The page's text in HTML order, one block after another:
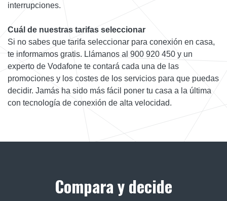
interrupciones.
Cuál de nuestras tarifas seleccionar
Si no sabes que tarifa seleccionar para conexión en casa,
te informamos gratis. Llámanos al 900 920 450 y un
experto de Vodafone te contará cada una de las
promociones y los costes de los servicios para que puedas
decidir. Jamás ha sido más fácil poner tu casa a la última
con tecnología de conexión de alta velocidad.
Compara y decide